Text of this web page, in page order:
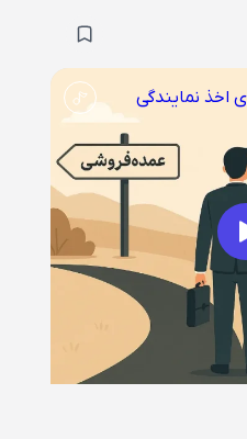
اخذ نمایندگی